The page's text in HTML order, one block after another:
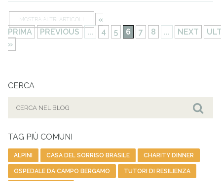
MOSTRA ALTRI ARTICOLI
«
PRIMA
PREVIOUS ... 4 5 6 7 8 ... NEXT
»
CERCA
TAG PIÙ COMUNI
ALPINI CASA DEL SORRISO BRASILE CHARITY DINNER
OSPEDALE DA CAMPO BERGAMO TUTORI DI RESILIENZA